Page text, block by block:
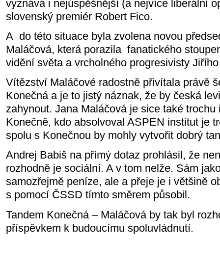
vyznává i nejúspěšnější (a nejvíce liberální
slovenský premiér Robert Fico.
A do této situace byla zvolena novou
Maláčová, která porazila fanatického
vidění světa a vrcholného progresivisty
Vítězství Maláčové radostně přivítala právě
Konečná a je to jistý náznak, že by česká
zahynout. Jana Maláčová je sice také trochu
Konečně, kdo absolvoval ASPEN institut je
spolu s Konečnou by mohly vytvořit dobrý
Andrej Babiš na přímý dotaz prohlásil, že
rozhodně je sociální. A v tom nelže. Sám
samozřejmě peníze, ale a přeje je i většině
s pomocí ČSSD tímto směrem působil.
Tandem Konečná – Maláčová by tak byl
příspěvkem k budoucímu spoluvládnutí.